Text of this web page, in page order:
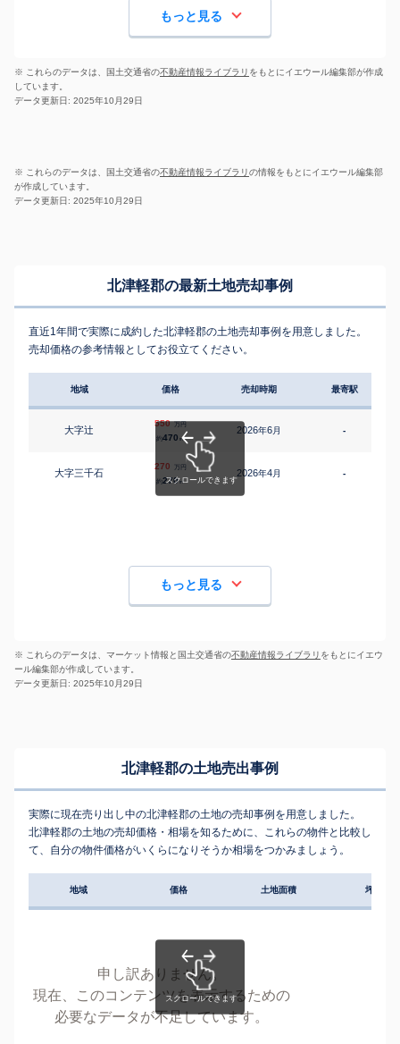
もっと見る
※ これらのデータは、国土交通省の不動産情報ライブラリ をもとにイエウール編集部が作成
しています。
データ更新日: 2025年10月29日
※ これらのデータは、国土交通省の不動産情報ライブラリの情報をもとにイエウール編集部
が作成しています。
データ更新日: 2025年10月29日
北津軽郡の最新土地売却事例
直近1年間で実際に成約した北津軽郡の土地売却事例を用意しました。
売却価格の参考情報としてお役立てください。
地域 価格 売却時期 最寄駅
大字辻
550 万円
約470 ㎡
2026年6月 -
大字三千石
270 万円
約270㎡
2026年4月 -
もっと見る
※ これらのデータは、マーケット情報と国土交通省の不動産情報ライブラリ をもとにイエウ
ール編集部が作成しています。
データ更新日: 2025年10月29日
北津軽郡の土地売出事例
実際に現在売り出し中の北津軽郡の土地の売却事例を用意しました。
北津軽郡の土地の売却価格・相場を知るために、これらの物件と比較し
て、自分の物件価格がいくらになりそうか相場をつかみましょう。
地域 価格 土地面積 坪単価
申し訳ありません。
現在、このコンテンツを表示するための
必要なデータが不足しています。